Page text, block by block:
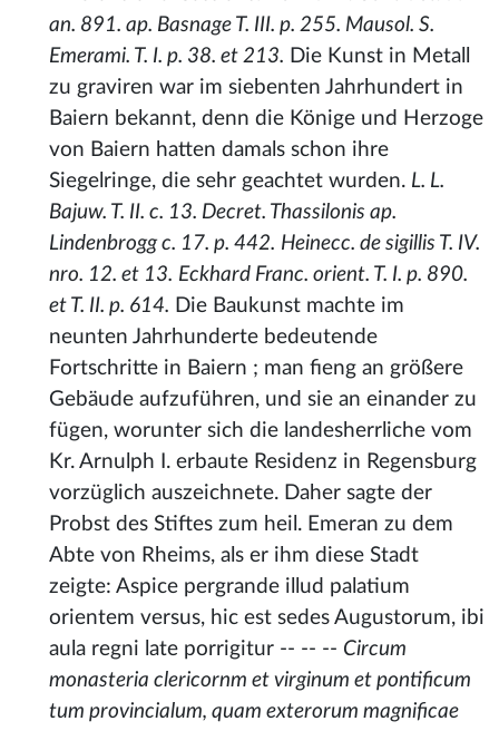
an. 891. ap. Basnage T. III. p. 255. Mausol. S.
Emerami. T. I. p. 38. et 213. Die Kunst in Metall
zu graviren war im siebenten Jahrhundert in
Baiern bekannt, denn die Könige und Herzoge
von Baiern hatten damals schon ihre
Siegelringe, die sehr geachtet wurden. L. L.
Bajuw. T. II. c. 13. Decret. Thassilonis ap.
Lindenbrogg c. 17. p. 442. Heinecc. de sigillis T. IV.
nro. 12. et 13. Eckhard Franc. orient. T. I. p. 890.
et T. II. p. 614. Die Baukunst machte im
neunten Jahrhunderte bedeutende
Fortschritte in Baiern ; man fieng an größere
Gebäude aufzuführen, und sie an einander zu
fügen, worunter sich die landesherrliche vom
Kr. Arnulph I. erbaute Residenz in Regensburg
vorzüglich auszeichnete. Daher sagte der
Probst des Stiftes zum heil. Emeran zu dem
Abte von Rheims, als er ihm diese Stadt
zeigte: Aspice pergrande illud palatium
orientem versus, hic est sedes Augustorum, ibi
aula regni late porrigitur -- -- -- Circum
monasteria clericornm et virginum et pontificum
tum provincialum, quam exterorum magnificae